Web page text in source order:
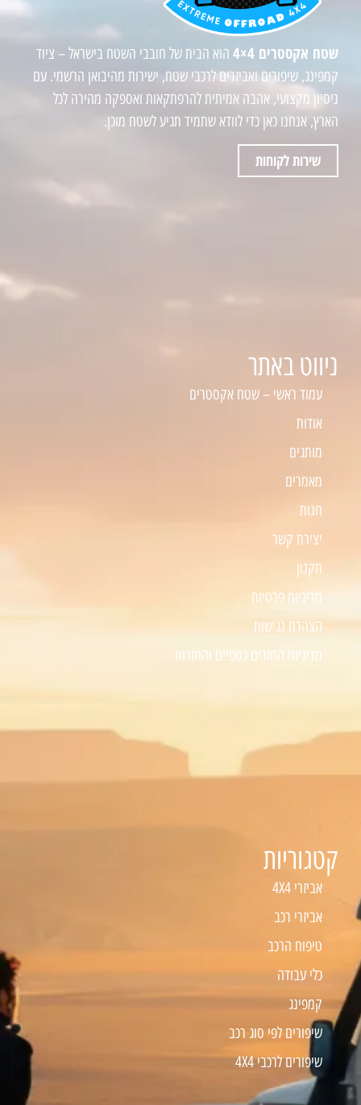
שטח אקסטרים 4×4
הוא הבית של חובבי השטח בישראל – ציוד
קמפינג, שיפורים ואביזרים לרכבי שטח, ישירות מהיבואן הרשמי. עם
ניסיון מקצועי, אהבה אמיתית להרפתקאות ואספקה מהירה לכל
הארץ, אנחנו כאן כדי לוודא שתמיד תגיע לשטח מוכן.
שירות לקוחות
ניווט באתר
עמוד ראשי – שטח אקסטרים
אודות
מותגים
מאמרים
חנות
יצירת קשר
תקנון
מדיניות פרטיות
הצהרת נגישות
מדיניות החזרים כספיים והחזרות
קטגוריות
אביזרי 4X4
אביזרי רכב
טיפוח הרכב
כלי עבודה
קמפינג
שיפורים לפי סוג רכב
שיפורים לרכבי 4X4